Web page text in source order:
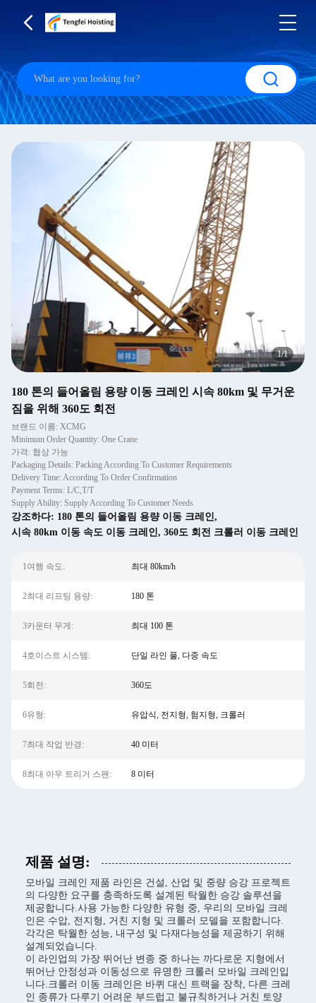
1/1
180 톤의 들어올림 용량 이동 크레인 시속 80km 및 무거운
짐을 위해 360도 회전
브랜드 이름: XCMG
Minimum Order Quantity: One Crane
가격: 협상 가능
Packaging Details: Packing According To Customer Requirements
Delivery Time: According To Order Confirmation
Payment Terms: L/C,T/T
Supply Ability: Supply According To Customer Needs
강조하다: 180 톤의 들어올림 용량 이동 크레인,
시속 80km 이동 속도 이동 크레인, 360도 회전 크롤러 이동 크레인
1여행 속도: 최대 80km/h
2최대 리프팅 용량: 180 톤
3카운터 무게: 최대 100 톤
4호이스트 시스템: 단일 라인 풀, 다중 속도
5회전: 360도
6유형: 유압식, 전지형, 험지형, 크롤러
7최대 작업 반경: 40 미터
8최대 아우 트리거 스팬: 8 미터
제품 설명:
모바일 크레인 제품 라인은 건설, 산업 및 중량 승강 프로젝트
의 다양한 요구를 충족하도록 설계된 탁월한 승강 솔루션을
제공합니다.사용 가능한 다양한 유형 중, 우리의 모바일 크레
인은 수압, 전지형, 거친 지형 및 크롤러 모델을 포함합니다.
각각은 탁월한 성능, 내구성 및 다재다능성을 제공하기 위해
설계되었습니다.
이 라인업의 가장 뛰어난 변종 중 하나는 까다로운 지형에서
뛰어난 안정성과 이동성으로 유명한 크롤러 모바일 크레인입
니다.크롤러 이동 크레인은 바퀴 대신 트랙을 장착, 다른 크레
인 종류가 다루기 어려운 부드럽고 불규칙하거나 거친 토양